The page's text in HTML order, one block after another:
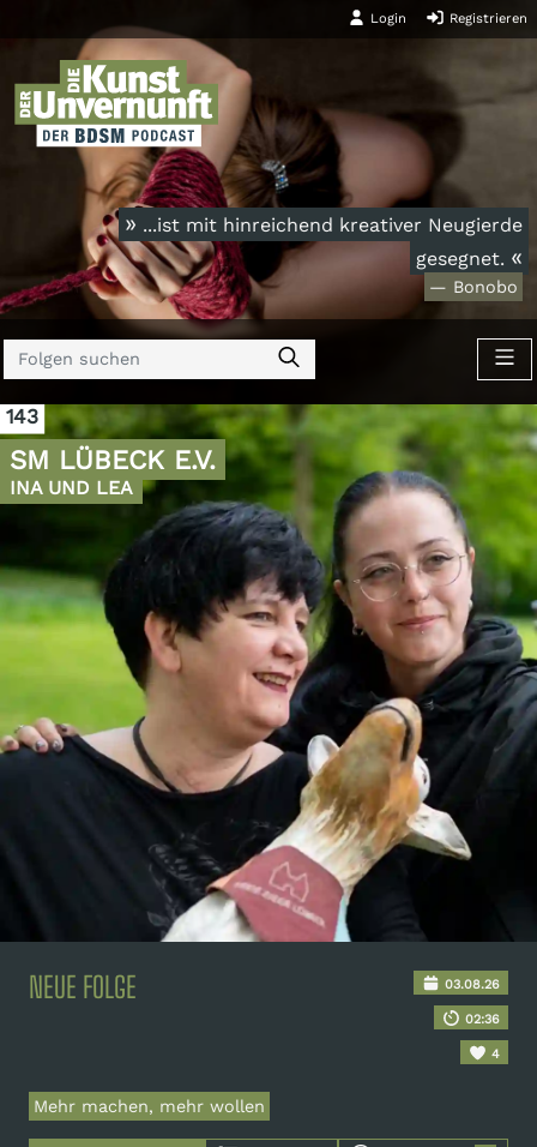
Login Registrieren
» ...ist mit hinreichend kreativer Neugierde
gesegnet. «
— Bonobo
143
SM LÜBECK E.V.
INA UND LEA
NEUE FOLGE 03.08.26
02:36
4
Mehr machen, mehr wollen